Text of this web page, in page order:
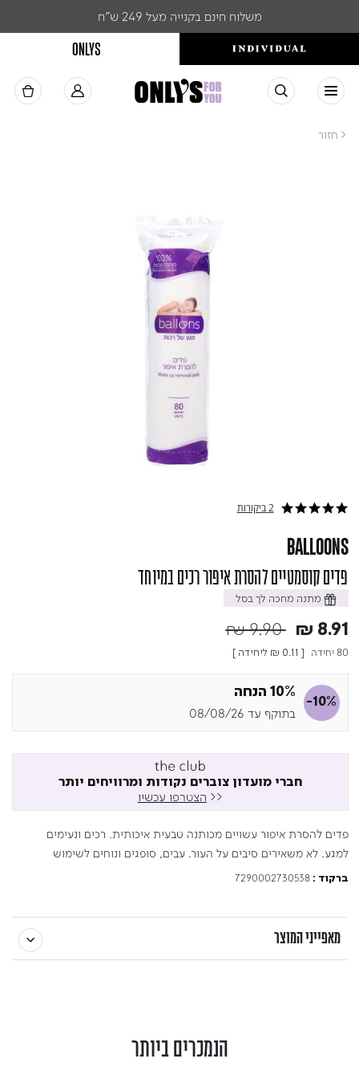
משלוח חינם בקנייה מעל 249 ש"ח
ONLYS
< חזור
5.0 star rating 2 ביקורות
BALLOONS
פדים קוסמטיים להסרת איפור רכים במיוחד
מתנה מחכה לך בסל
Price reduced
₪ 9.90to₪ 8.91
80 יחידה [
₪ 0.11 ליחידה ]
-10%
10% הנחה
בתוקף עד 08/08/26
חברי מועדון צוברים נקודות ומרוויחים יותר
<< הצטרפו עכשיו
פדים להסרת איפור עשויים מכותנה טבעית איכותית. רכים ונעימים
למגע. לא משאירים סיבים על העור. עבים, סופגים ונוחים לשימוש
ברקוד :7290002730538
מאפייני המוצר
הנמכרים ביותר